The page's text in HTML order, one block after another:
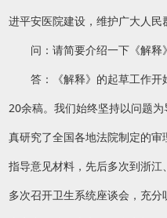
进平安医院建设，维护广大人民
问：请简要介绍一下《解释
答：《解释》的起草工作开
20余稿。我们始终坚持以问题
真研究了全国各地法院制定的
指导意见材料，先后多次到浙江
多次召开卫生系统座谈会，充